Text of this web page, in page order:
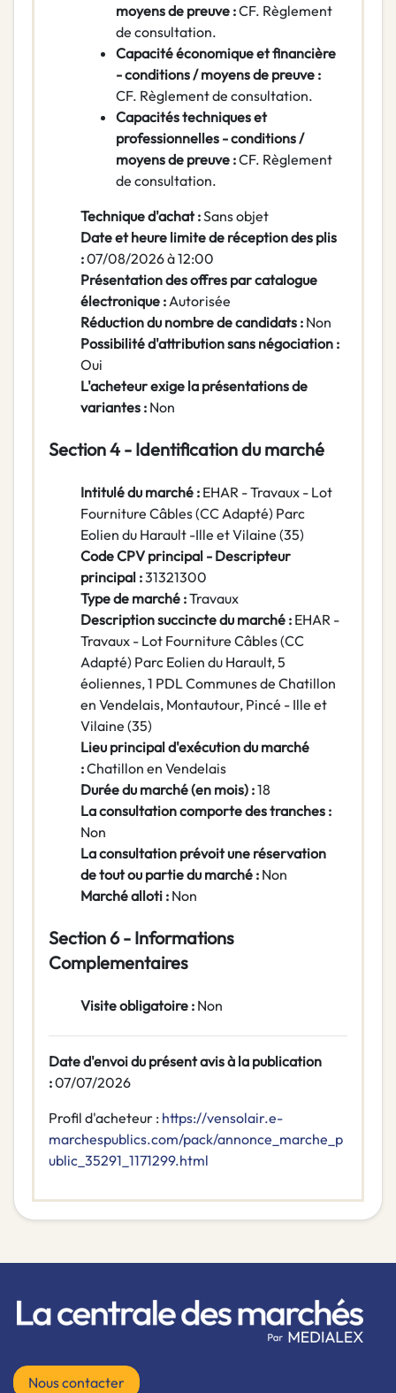
moyens de preuve :CF. Règlement
de consultation.
Capacité économique et financière
- conditions / moyens de preuve :
CF. Règlement de consultation.
Capacités techniques et
professionnelles - conditions /
moyens de preuve :CF. Règlement
de consultation.
Technique d'achat :Sans objet
Date et heure limite de réception des plis
:07/08/2026 à 12:00
Présentation des offres par catalogue
électronique :Autorisée
Réduction du nombre de candidats : Non
Possibilité d'attribution sans négociation :
Oui
L'acheteur exige la présentations de
variantes : Non
Section 4 - Identification du marché
Intitulé du marché : EHAR - Travaux - Lot
Fourniture Câbles (CC Adapté) Parc
Eolien du Harault -Ille et Vilaine (35)
Code CPV principal - Descripteur
principal :31321300
Type de marché :Travaux
Description succincte du marché : EHAR -
Travaux - Lot Fourniture Câbles (CC
Adapté) Parc Eolien du Harault, 5
éoliennes, 1 PDL Communes de Chatillon
en Vendelais, Montautour, Pincé - Ille et
Vilaine (35)
Lieu principal d'exécution du marché
:Chatillon en Vendelais
Durée du marché (en mois) :18
La consultation comporte des tranches :
Non
La consultation prévoit une réservation
de tout ou partie du marché : Non
Marché alloti : Non
Section 6 - Informations
Complementaires
Visite obligatoire : Non
Date d'envoi du présent avis à la publication
:07/07/2026
Profil d'acheteur : https://vensolair.e-
marchespublics.com/pack/annonce_marche_p
ublic_35291_1171299.html
Nous contacter